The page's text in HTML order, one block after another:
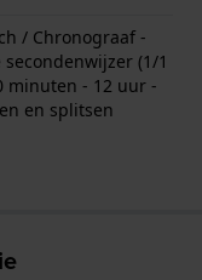
/ Chronograaf -
secondenwijzer (1/1
minuten - 12 uur -
en splitsen